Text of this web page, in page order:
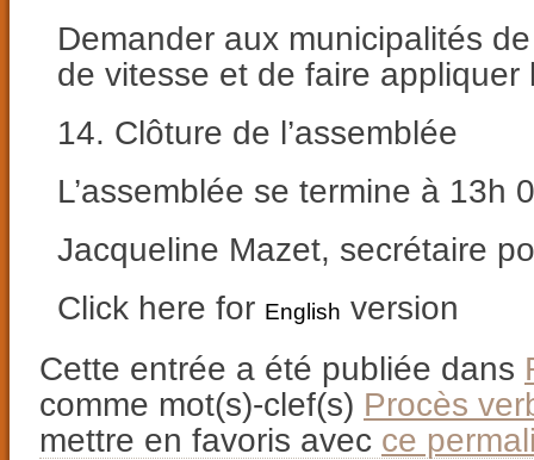
Demander aux municipalités
de vitesse et de faire appliquer
14. Clôture de l’assemblée
L’assemblée se termine à 13h
Jacqueline Mazet, secrétaire
Click here for English version
Cette entrée a été publiée dans
comme mot(s)-clef(s) Procès
mettre en favoris avec ce